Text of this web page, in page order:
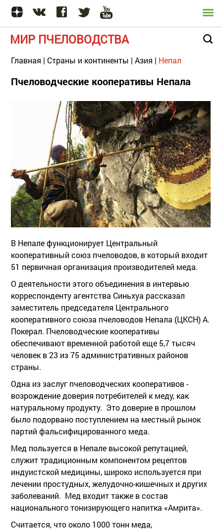
МИР ПЧЕЛОВОДСТВА
Главная | Страны и континенты | Азия | Непал
Пчеловодческие кооперативы Непала
В Непале функционирует Центральный
кооперативный союз пчеловодов, в который входит
51 первичная организация производителей меда.
О деятельности этого объединения в интервью
корреспонденту агентства Синьхуа рассказал
заместитель председателя Центрального
кооперативного союза пчеловодов Непала (ЦКСН) А.
Покерал. Пчеловодческие кооперативы
обеспечивают временной работой еще 5,7 тысяч
человек в 23 из 75 административных районов
страны.
Одна из заслуг пчеловодческих кооперативов -
возрождение доверия потребителей к меду, как
натуральному продукту. Это доверие в прошлом
было подорвано поступлением на местный рынок
партий фальсифицированного меда.
Мед пользуется в Непале высокой репутацией,
служит традиционным компонентом рецептов
индуистской медицины, широко используется при
лечении простудных, желудочно-кишечных и других
заболеваний. Мед входит также в состав
национального тонизирующего напитка «Амрита».
Считается, что около 1000 тонн меда,